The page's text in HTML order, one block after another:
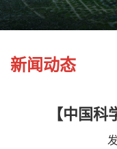
新闻动态
【中国